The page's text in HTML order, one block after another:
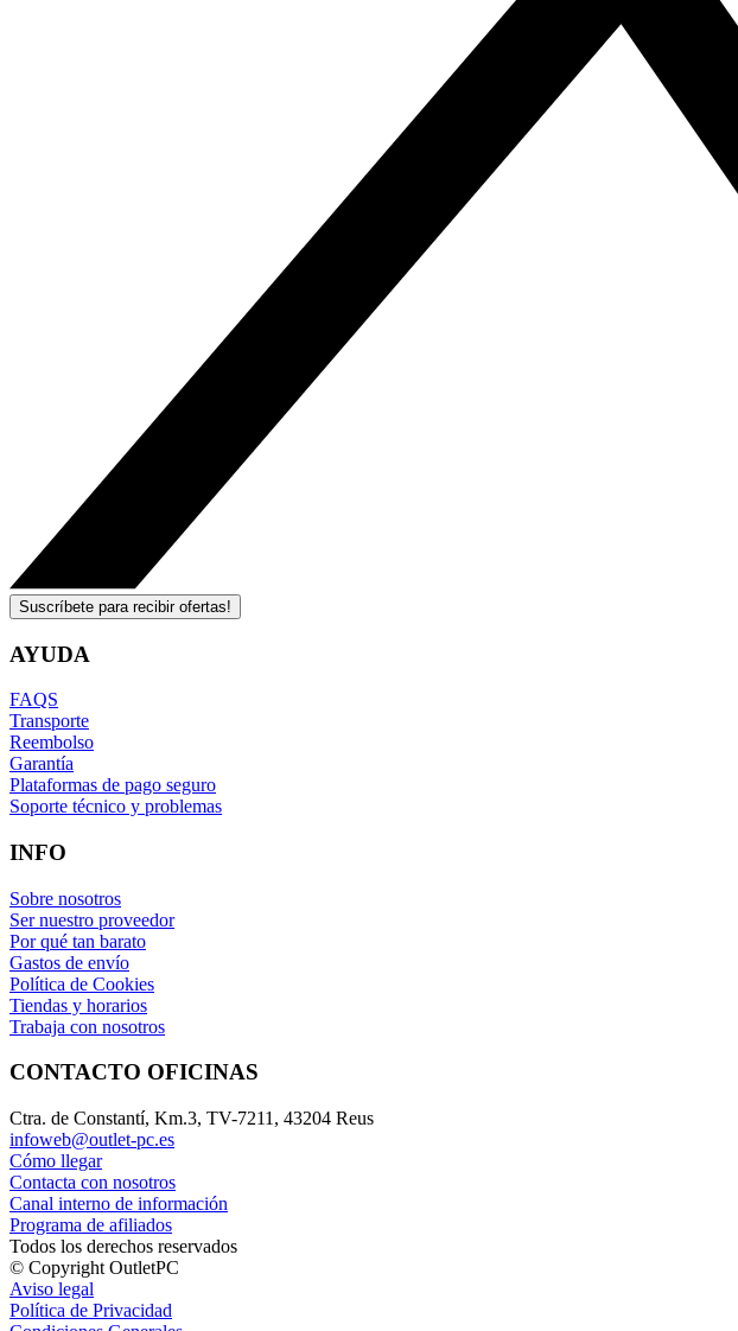
Suscríbete para recibir ofertas!
AYUDA
FAQS
Transporte
Reembolso
Garantía
Plataformas de pago seguro
Soporte técnico y problemas
INFO
Sobre nosotros
Ser nuestro proveedor
Por qué tan barato
Gastos de envío
Política de Cookies
Tiendas y horarios
Trabaja con nosotros
CONTACTO OFICINAS
Ctra. de Constantí, Km.3, TV-7211, 43204 Reus
infoweb@outlet-pc.es
Cómo llegar
Contacta con nosotros
Canal interno de información
Programa de afiliados
Todos los derechos reservados
© Copyright OutletPC
Aviso legal
Política de Privacidad